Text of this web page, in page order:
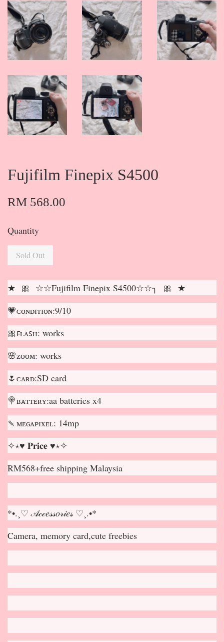
Fujifilm Finepix S4500
RM 568.00
Quantity
Sold Out
★ 🎀 ☆☆Fujifilm Finepix S4500☆☆╮ 🎀 ★
💗ᴄᴏɴᴅɪᴛɪᴏɴ:9/10
🎀ꜰʟᴀꜱʜ: works
🌸ᴢᴏᴏᴍ: works
🌷ᴄᴀʀᴅ:SD card
🍭ʙᴀᴛᴛᴇʀʏ:aa batteries x4
🍡ᴍᴇɢᴀᴘɪxᴇʟ: 14mp
✧⋆♥ 𝐏𝐫𝐢𝐜𝐞 ♥⋆✧
RM568+free shipping Malaysia
*•.¸♡ 𝒜𝒸𝒸𝑒𝓈𝓈𝑜𝓇𝒾𝑒𝓈 ♡¸.•*
Camera, memory card,cute freebies